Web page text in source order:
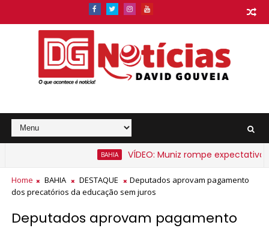
VÍDEO: Muniz rompe expectativa e
Bahia a partir de segunda-feira
Home BAHIA DESTAQUE
Deputados aprovam pagamento
dos precatórios da educação sem juros
Deputados aprovam pagamento